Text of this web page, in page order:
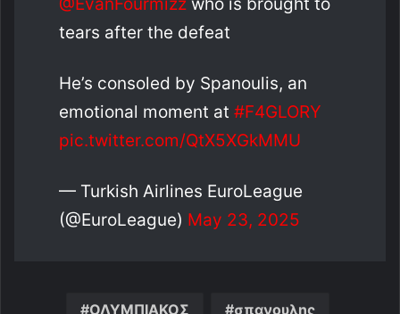
tears after the defeat
He’s consoled by Spanoulis, an
emotional moment at #F4GLORY
pic.twitter.com/QtX5XGkMMU
— Turkish Airlines EuroLeague
(@EuroLeague) May 23, 2025
ΟΛΥΜΠΙΑΚΟΣ σπανουλης